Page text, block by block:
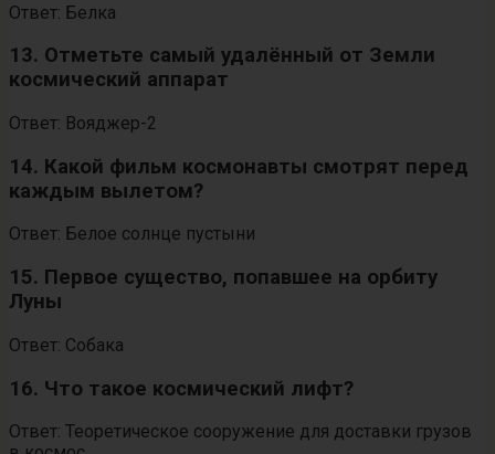
Ответ: Белка
13. Отметьте самый удалённый от Земли
космический аппарат
Ответ: Вояджер-2
14. Какой фильм космонавты смотрят перед
каждым вылетом?
Ответ: Белое солнце пустыни
15. Первое существо, попавшее на орбиту
Луны
Ответ: Собака
16. Что такое космический лифт?
Ответ: Теоретическое сооружение для доставки грузов